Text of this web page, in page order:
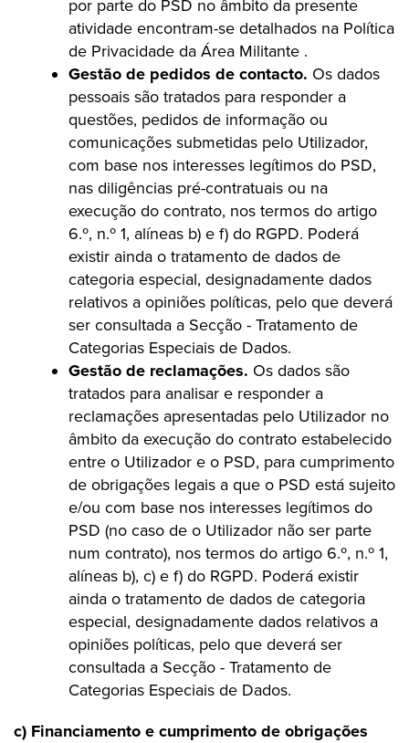
por parte do PSD no âmbito da presente
atividade encontram-se detalhados na Política
de Privacidade da Área Militante .
Gestão de pedidos de contacto. Os dados
pessoais são tratados para responder a
questões, pedidos de informação ou
comunicações submetidas pelo Utilizador,
com base nos interesses legítimos do PSD,
nas diligências pré-contratuais ou na
execução do contrato, nos termos do artigo
6.º, n.º 1, alíneas b) e f) do RGPD. Poderá
existir ainda o tratamento de dados de
categoria especial, designadamente dados
relativos a opiniões políticas, pelo que deverá
ser consultada a Secção - Tratamento de
Categorias Especiais de Dados.
Gestão de reclamações. Os dados são
tratados para analisar e responder a
reclamações apresentadas pelo Utilizador no
âmbito da execução do contrato estabelecido
entre o Utilizador e o PSD, para cumprimento
de obrigações legais a que o PSD está sujeito
e/ou com base nos interesses legítimos do
PSD (no caso de o Utilizador não ser parte
num contrato), nos termos do artigo 6.º, n.º 1,
alíneas b), c) e f) do RGPD. Poderá existir
ainda o tratamento de dados de categoria
especial, designadamente dados relativos a
opiniões políticas, pelo que deverá ser
consultada a Secção - Tratamento de
Categorias Especiais de Dados.
c) Financiamento e cumprimento de obrigações